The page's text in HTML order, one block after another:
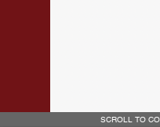
SCROLL TO